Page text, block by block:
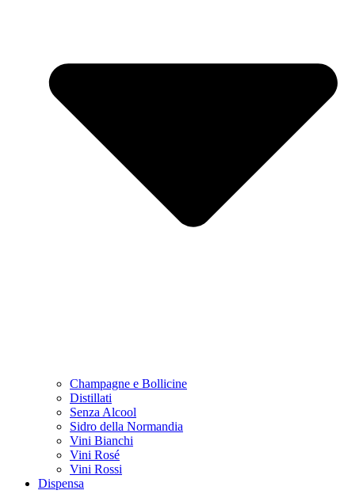
Champagne e Bollicine
Distillati
Senza Alcool
Sidro della Normandia
Vini Bianchi
Vini Rosé
Vini Rossi
Dispensa